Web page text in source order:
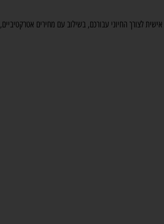
לצורך החיוני עבורכם, בשילוב עם מחירים אטרקטיביים,